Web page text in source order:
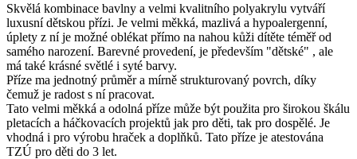
Skvělá kombinace bavlny a velmi kvalitního polyakrylu vytváří
luxusní dětskou přízi. Je velmi měkká, mazlivá a hypoalergenní,
úplety z ní je možné oblékat přímo na nahou kůži dítěte téměř od
samého narození. Barevné provedení, je především "dětské" , ale
má také krásné světlé i syté barvy.
Příze ma jednotný průměr a mírně strukturovaný povrch, díky
čemuž je radost s ní pracovat.
Tato velmi měkká a odolná příze může být použita pro širokou škálu
pletacích a háčkovacích projektů jak pro děti, tak pro dospělé. Je
vhodná i pro výrobu hraček a doplňků. Tato příze je atestována
TZÚ pro děti do 3 let.